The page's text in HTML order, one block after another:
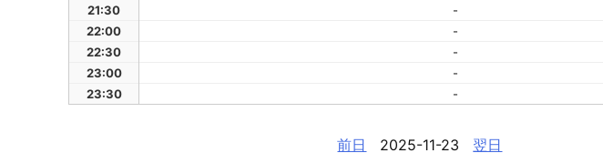
21:30
-
22:00
-
22:30
-
23:00
-
23:30
-
前日 2025-11-23 翌日